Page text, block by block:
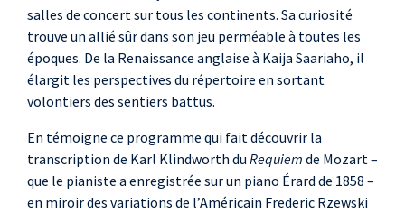
salles de concert sur tous les continents. Sa curiosité
trouve un allié sûr dans son jeu perméable à toutes les
époques. De la Renaissance anglaise à Kaija Saariaho, il
élargit les perspectives du répertoire en sortant
volontiers des sentiers battus.
En témoigne ce programme qui fait découvrir la
transcription de Karl Klindworth du Requiem de Mozart –
que le pianiste a enregistrée sur un piano Érard de 1858 –
en miroir des variations de l’Américain Frederic Rzewski